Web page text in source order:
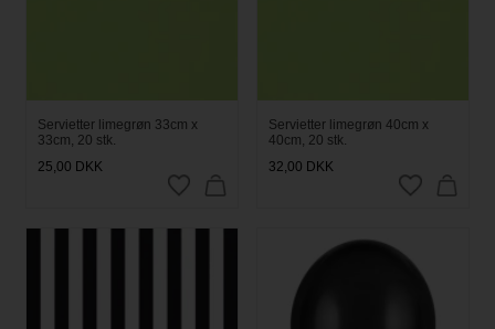
Servietter limegrøn 33cm x
33cm, 20 stk.
25,00 DKK
Servietter limegrøn 40cm x
40cm, 20 stk.
32,00 DKK